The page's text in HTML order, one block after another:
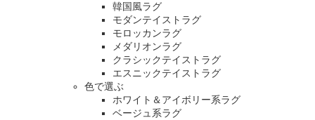
韓国風ラグ
モダンテイストラグ
モロッカンラグ
メダリオンラグ
クラシックテイストラグ
エスニックテイストラグ
色で選ぶ
ホワイト＆アイボリー系ラグ
ベージュ系ラグ